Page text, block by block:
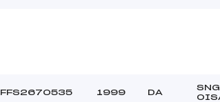
FFS2670535 1999 DA